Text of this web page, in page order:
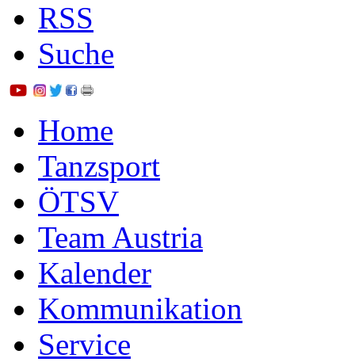
RSS
Suche
Home
Tanzsport
ÖTSV
Team Austria
Kalender
Kommunikation
Service